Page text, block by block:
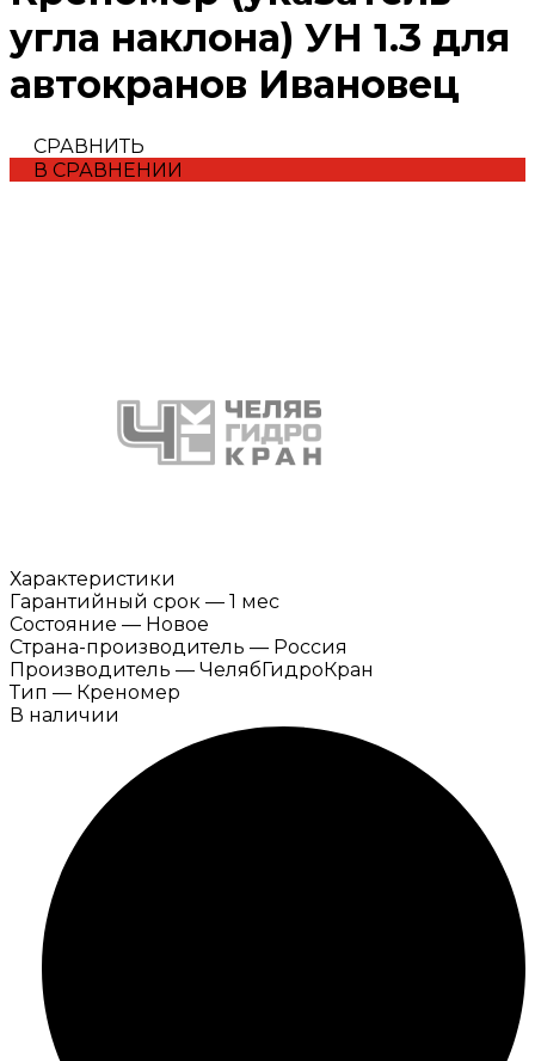
угла наклона) УН 1.3 для
автокранов Ивановец
СРАВНИТЬ
В СРАВНЕНИИ
Характеристики
Гарантийный срок — 1 мес
Состояние — Новое
Страна-производитель — Россия
Производитель — ЧелябГидроКран
Тип — Креномер
В наличии